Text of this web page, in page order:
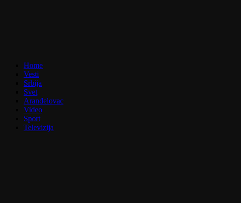
Home
Vesti
Srbija
Svet
Aranđelovac
Video
Sport
Televizija